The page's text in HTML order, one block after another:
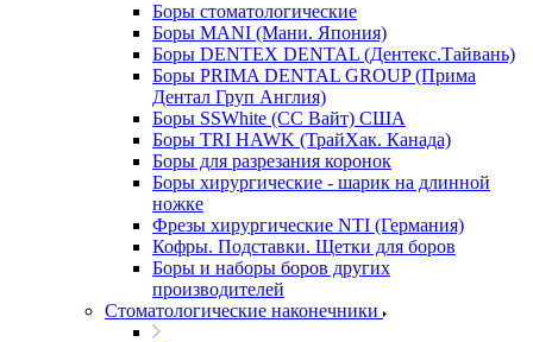
Боры стоматологические
Боры MANI (Мани. Япония)
Боры DENTEX DENTAL (Дентекс.Тайвань)
Боры PRIMA DENTAL GROUP (Прима
Дентал Груп Англия)
Боры SSWhite (СС Вайт) США
Боры TRI HAWK (ТрайХак. Канада)
Боры для разрезания коронок
Боры хирургические - шарик на длинной
ножке
Фрезы хирургические NTI (Германия)
Кофры. Подставки. Щетки для боров
Боры и наборы боров других
производителей
Стоматологические наконечники